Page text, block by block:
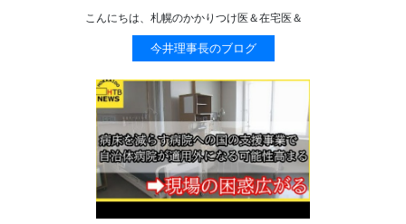
こんにちは、札幌のかかりつけ医＆在宅医＆
今井理事長のブログ